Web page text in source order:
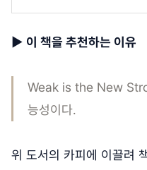
▶ 이 책을 추천하는 이유
Weak is the New
능성이다.
위 도서의 카피에 이끌려